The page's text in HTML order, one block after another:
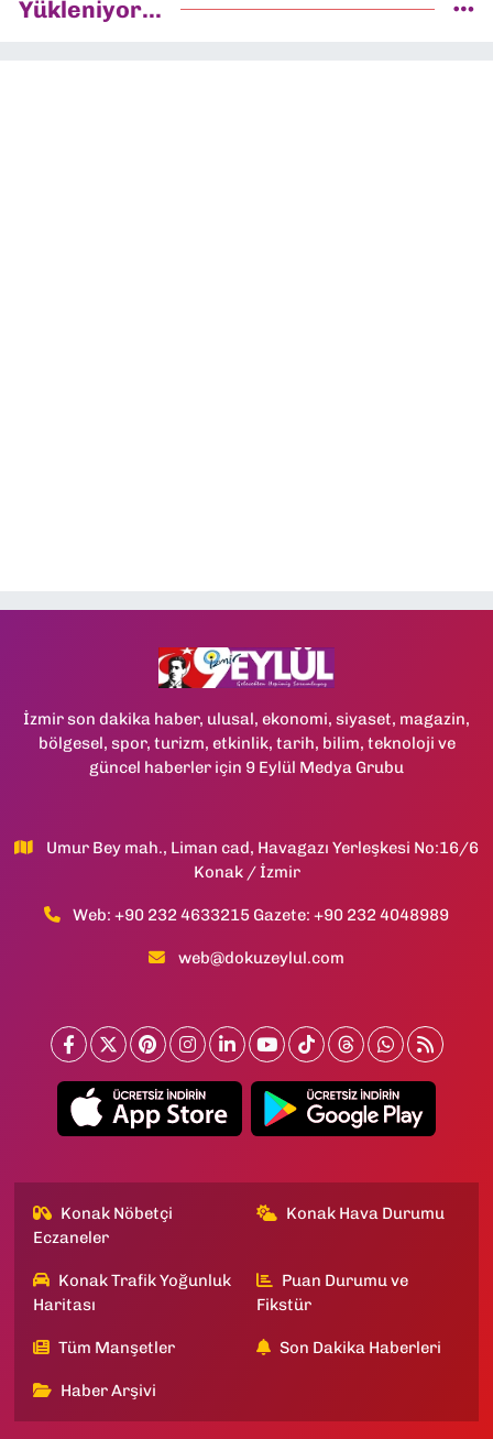
Yükleniyor...
İzmir son dakika haber, ulusal, ekonomi, siyaset, magazin,
bölgesel, spor, turizm, etkinlik, tarih, bilim, teknoloji ve
güncel haberler için 9 Eylül Medya Grubu
Umur Bey mah., Liman cad, Havagazı Yerleşkesi No:16/6
Konak / İzmir
Web: +90 232 4633215 Gazete: +90 232 4048989
web@dokuzeylul.com
Konak Nöbetçi
Eczaneler
Konak Hava Durumu
Konak Trafik Yoğunluk
Haritası
Puan Durumu ve
Fikstür
Tüm Manşetler Son Dakika Haberleri
Haber Arşivi